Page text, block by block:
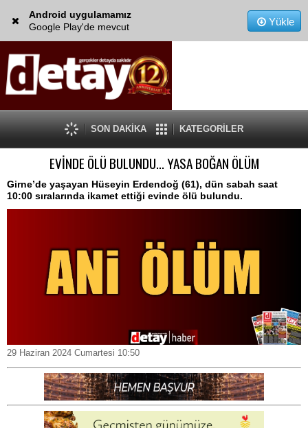
Android uygulamamız
Google Play'de mevcut
Yükle
SON DAKİKA KATEGORİLER
EVİNDE ÖLÜ BULUNDU... YASA BOĞAN ÖLÜM
Girne’de yaşayan Hüseyin Erdendoğ (61), dün sabah saat
10:00 sıralarında ikamet ettiği evinde ölü bulundu.
29 Haziran 2024 Cumartesi 10:50